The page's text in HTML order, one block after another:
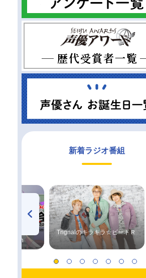
新着ラジオ番組
失格』
season
Trignalのキラキラ☆ビートＲ